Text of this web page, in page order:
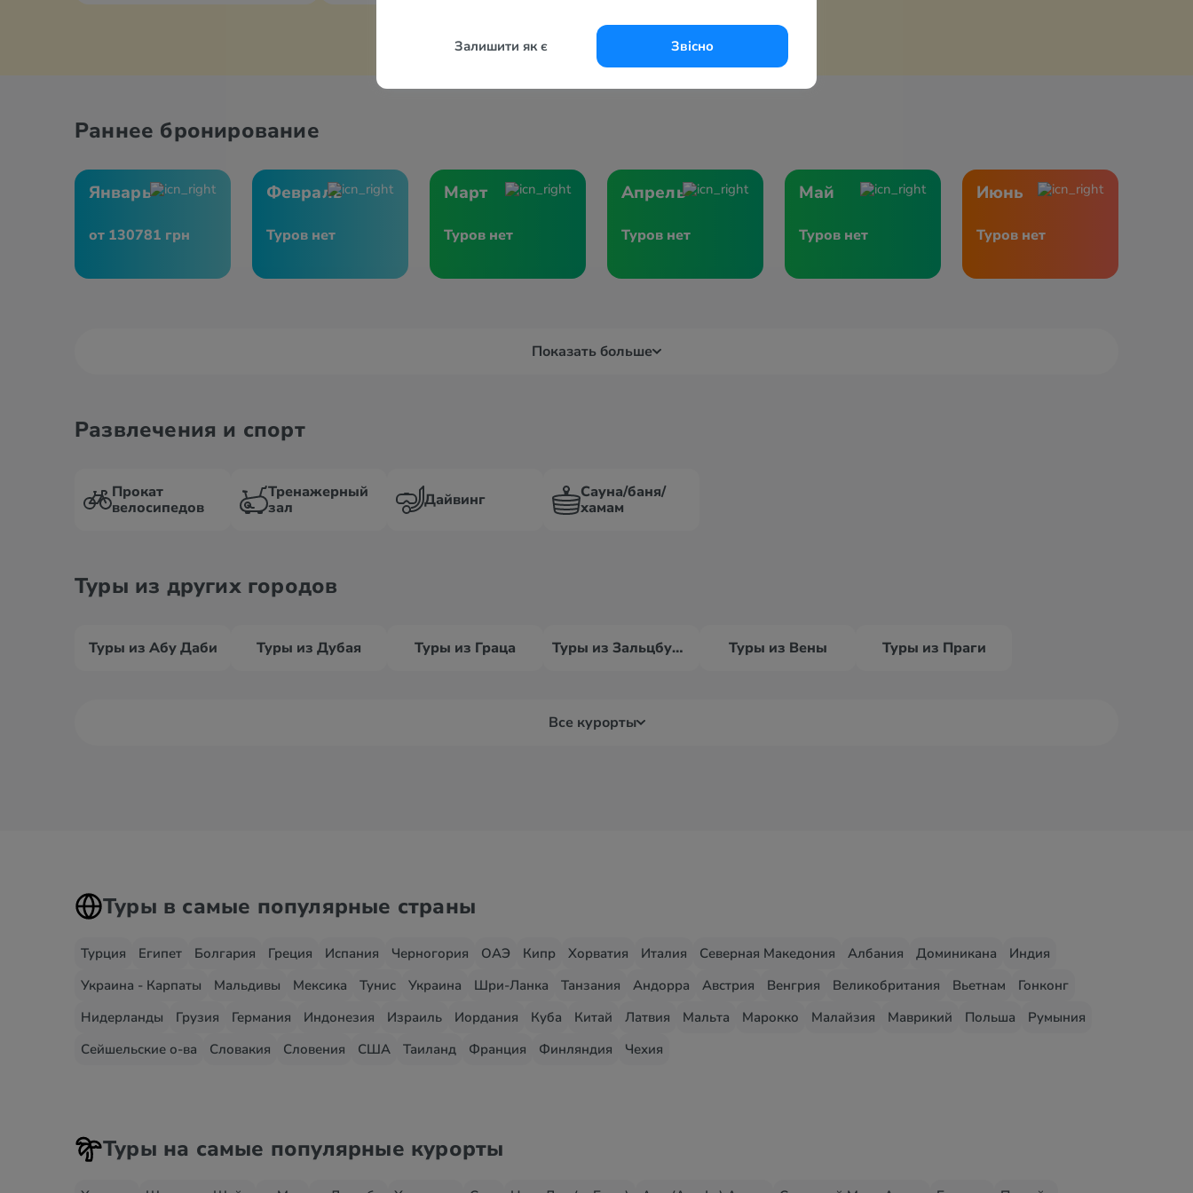
Залишити як є Звісно
Раннее бронирование
Январь
от 130781 грн
Февраль
Туров нет
Март
Туров нет
Апрель
Туров нет
Май
Туров нет
Июнь
Туров нет
Показать больше
Развлечения и спорт
Прокат
велосипедов
Тренажерный
зал
Дайвинг
Сауна/баня/
хамам
Туры из других городов
Туры из Абу Даби Туры из Дубая Туры из Граца Туры из Зальцбурга Туры из Вены Туры из Праги
Все курорты
Туры в самые популярные страны
Турция Египет Болгария Греция Испания Черногория ОАЭ Кипр Хорватия Италия Северная Македония Албания Доминикана
Индия
Украина - Карпаты
Мальдивы Мексика Тунис Украина Шри-Ланка Танзания Андорра Австрия Венгрия Великобритания Вьетнам
Гонконг
Нидерланды
Грузия Германия Индонезия Израиль Иордания Куба Китай Латвия Мальта Марокко Малайзия Маврикий Польша
Румыния
Сейшельские о-ва
Словакия Словения США Таиланд Франция Финляндия Чехия
Туры на самые популярные курорты